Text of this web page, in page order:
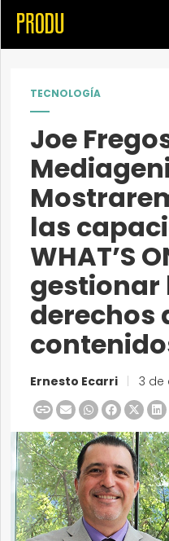
TECNOLOGÍA
Joe
las
WHAT’S
gestionar
derechos
Ernesto Ecarri 3 de